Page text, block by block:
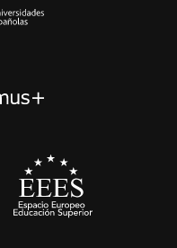
Conferencia de
universia